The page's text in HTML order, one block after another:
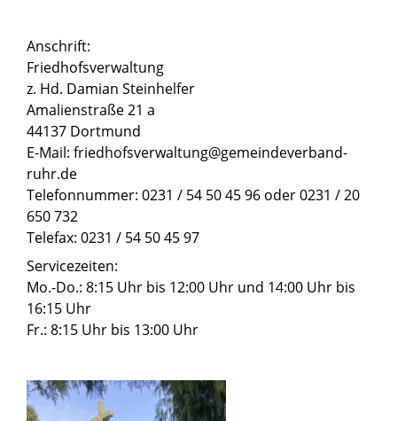
Anschrift:
Friedhofsverwaltung
z. Hd. Damian Steinhelfer
Amalienstraße 21 a
44137 Dortmund
E-Mail: friedhofsverwaltung@gemeindeverband-
ruhr.de
Telefonnummer: 0231 / 54 50 45 96 oder 0231 / 20
650 732
Telefax: 0231 / 54 50 45 97
Servicezeiten:
Mo.-Do.: 8:15 Uhr bis 12:00 Uhr und 14:00 Uhr bis
16:15 Uhr
Fr.: 8:15 Uhr bis 13:00 Uhr